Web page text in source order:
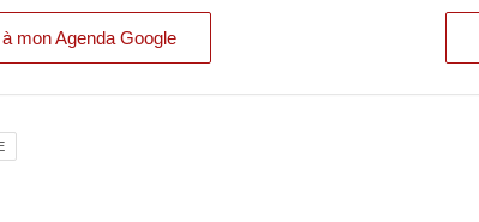
mon Agenda Google